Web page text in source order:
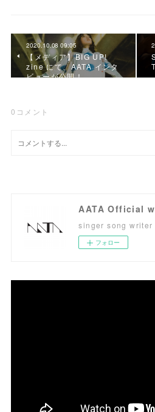
2020.10.08 09:05
【メディア】BIG UP!
zine にて、AATA インタ
ビューが公開！
0 コメント
AATA Official
singer song writer
フォロー